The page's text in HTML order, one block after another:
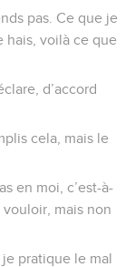
pas. Ce que je
hais, voilà ce que
d’accord
cela, mais le
en moi, c’est-à-
vouloir, mais non
pratique le mal